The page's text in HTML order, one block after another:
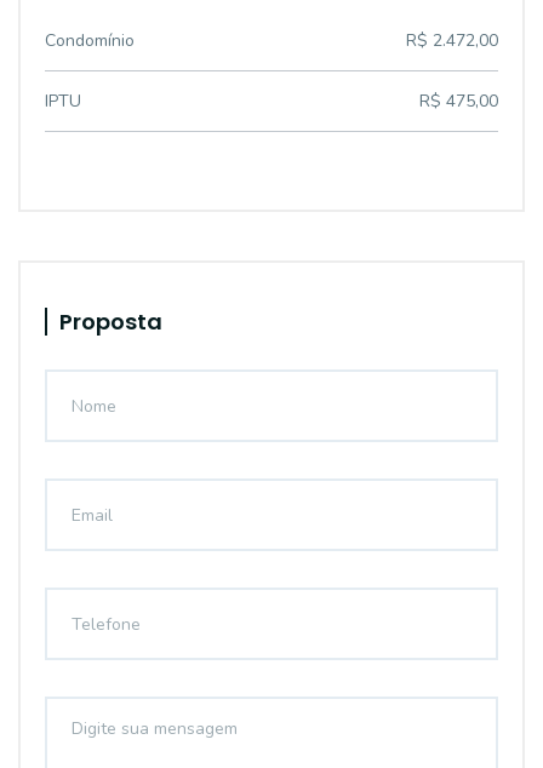
Condomínio R$ 2.472,00
IPTU R$ 475,00
Proposta